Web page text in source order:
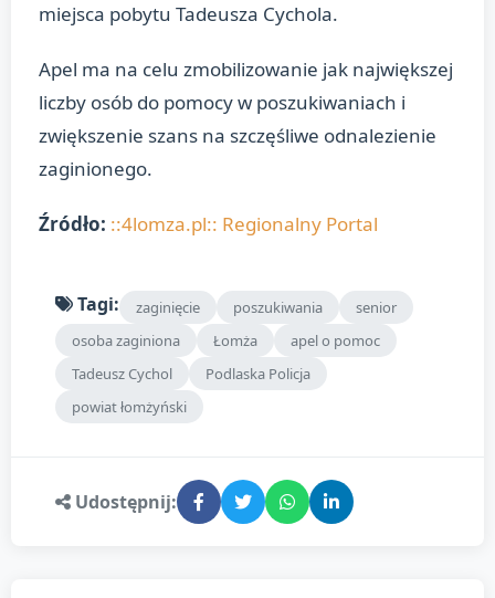
miejsca pobytu Tadeusza Cychola.
Apel ma na celu zmobilizowanie jak największej
liczby osób do pomocy w poszukiwaniach i
zwiększenie szans na szczęśliwe odnalezienie
zaginionego.
Źródło: ::4lomza.pl:: Regionalny Portal
Tagi: zaginięcie poszukiwania
senior
osoba zaginiona
Łomża
apel o pomoc
Tadeusz Cychol
Podlaska Policja
powiat łomżyński
Udostępnij: